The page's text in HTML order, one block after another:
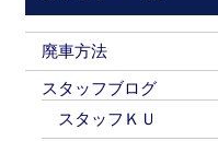
廃車方法
スタッフブログ
スタッフＫＵ